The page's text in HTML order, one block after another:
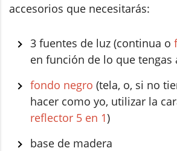
accesorios que necesitarás:
3 fuentes de luz (continua o
en función de lo que tengas
fondo negro (tela, o, si no
hacer como yo, utilizar la
reflector 5 en 1)
base de madera